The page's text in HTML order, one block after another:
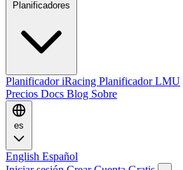
Planificador iRacing Planificador LMU
Precios Docs Blog Sobre
es
English Español